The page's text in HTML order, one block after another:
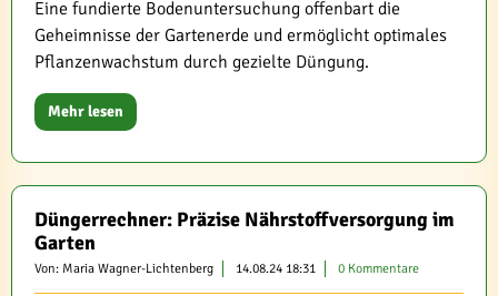
Eine fundierte Bodenuntersuchung offenbart die
Geheimnisse der Gartenerde und ermöglicht optimales
Pflanzenwachstum durch gezielte Düngung.
Mehr lesen
Düngerrechner: Präzise Nährstoffversorgung im
Garten
Von: Maria Wagner-Lichtenberg 14.08.24 18:31 0 Kommentare